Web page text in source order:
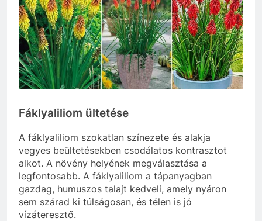
Fáklyaliliom ültetése
A fáklyaliliom szokatlan színezete és alakja
vegyes beültetésekben csodálatos kontrasztot
alkot. A növény helyének megválasztása a
legfontosabb. A fáklyaliliom a tápanyagban
gazdag, humuszos talajt kedveli, amely nyáron
sem szárad ki túlságosan, és télen is jó
vízáteresztő.